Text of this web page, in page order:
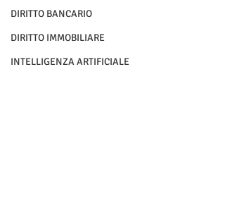
DIRITTO BANCARIO
DIRITTO IMMOBILIARE
INTELLIGENZA ARTIFICIALE